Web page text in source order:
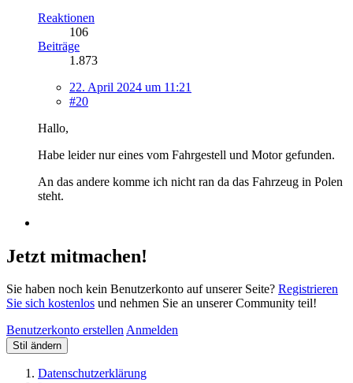
Reaktionen
106
Beiträge
1.873
22. April 2024 um 11:21
#20
Hallo,
Habe leider nur eines vom Fahrgestell und Motor gefunden.
An das andere komme ich nicht ran da das Fahrzeug in Polen
steht.
Jetzt mitmachen!
Sie haben noch kein Benutzerkonto auf unserer Seite? Registrieren
Sie sich kostenlos und nehmen Sie an unserer Community teil!
Benutzerkonto erstellenAnmelden
Stil ändern
Datenschutzerklärung